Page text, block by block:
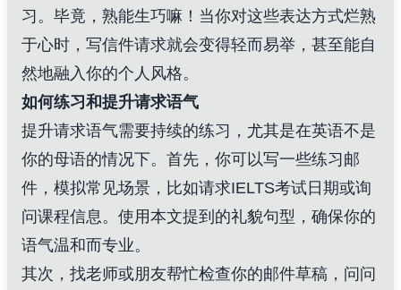
习。毕竟，熟能生巧嘛！当你对这些表达方式烂熟
于心时，写信件请求就会变得轻而易举，甚至能自
然地融入你的个人风格。
如何练习和提升请求语气
提升请求语气需要持续的练习，尤其是在英语不是
你的母语的情况下。首先，你可以写一些练习邮
件，模拟常见场景，比如请求IELTS考试日期或询
问课程信息。使用本文提到的礼貌句型，确保你的
语气温和而专业。
其次，找老师或朋友帮忙检查你的邮件草稿，问问